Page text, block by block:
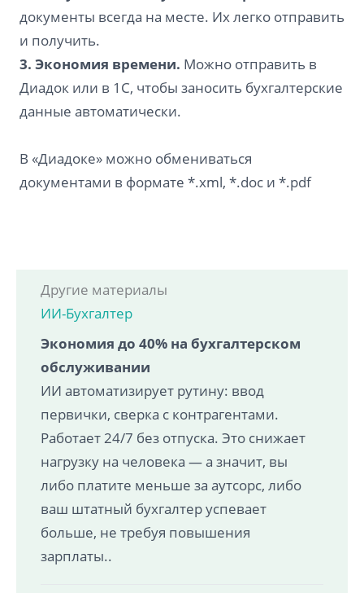
документы всегда на месте. Их легко отправить
и получить.
3. Экономия времени. Можно отправить в
Диадок или в 1С, чтобы заносить бухгалтерские
данные автоматически.
В «Диадоке» можно обмениваться
документами в формате *.xml, *.doc и *.pdf
Другие материалы
ИИ-Бухгалтер
Экономия до 40% на бухгалтерском
обслуживании
ИИ автоматизирует рутину: ввод
первички, сверка с контрагентами.
Работает 24/7 без отпуска. Это снижает
нагрузку на человека — а значит, вы
либо платите меньше за аутсорс, либо
ваш штатный бухгалтер успевает
больше, не требуя повышения
зарплаты..